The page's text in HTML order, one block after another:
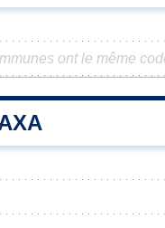
ont le même